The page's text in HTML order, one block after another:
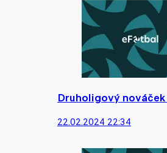
Druholigový
22.02.2024 22:34